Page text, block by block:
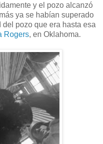
y el pozo alcanzó
ya se habían superado
del pozo que era hasta esa
Rogers, en Oklahoma.